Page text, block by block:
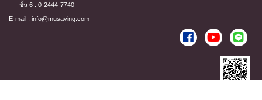
ชั้น 6 : 0-2444-7740
E-mail : info@musaving.com